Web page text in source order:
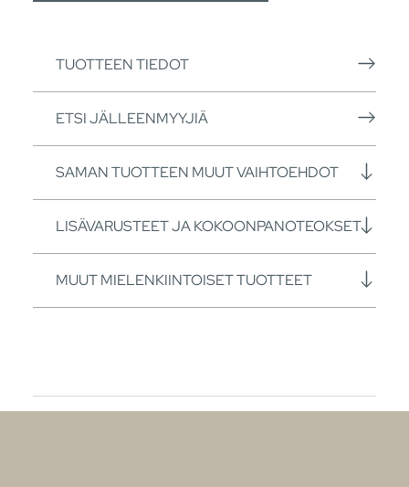
TUOTTEEN TIEDOT
ETSI JÄLLEENMYYJIÄ
SAMAN TUOTTEEN MUUT VAIHTOEHDOT
LISÄVARUSTEET JA KOKOONPANOTEOKSET
MUUT MIELENKIINTOISET TUOTTEET